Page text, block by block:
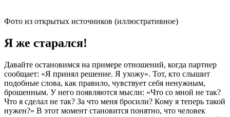
Фото из открытых источников (иллюстративное)
Я же старался!
Давайте остановимся на примере отношений, когда партнер
сообщает: «Я принял решение. Я ухожу». Тот, кто слышит
подобные слова, как правило, чувствует себя ненужным,
брошенным. У него появляются мысли: «Что со мной не так?
Что я сделал не так? За что меня бросили? Кому я теперь такой
нужен?» В этот момент становится понятно, что человек